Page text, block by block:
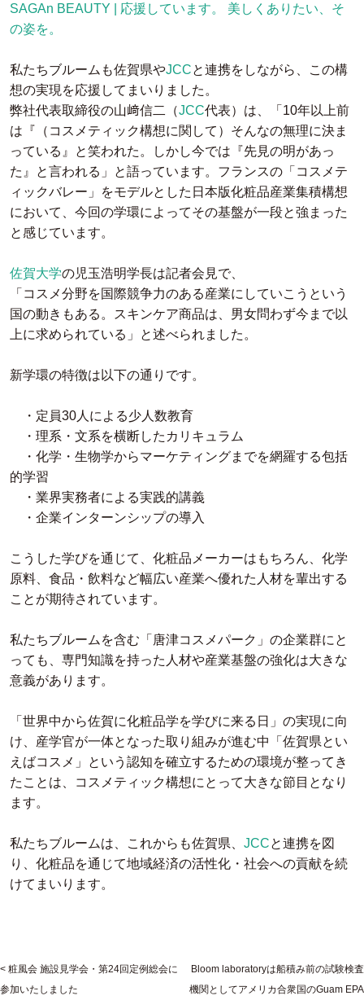
SAGAn BEAUTY | 応援しています。 美しくありたい、そ
の姿を。
私たちブルームも佐賀県やJCCと連携をしながら、この構
想の実現を応援してまいりました。
弊社代表取締役の山﨑信二（JCC代表）は、「10年以上前
は『（コスメティック構想に関して）そんなの無理に決ま
っている』と笑われた。しかし今では『先見の明があっ
た』と言われる」と語っています。フランスの「コスメテ
ィックバレー」をモデルとした日本版化粧品産業集積構想
において、今回の学環によってその基盤が一段と強まった
と感じています。
佐賀大学の児玉浩明学長は記者会見で、
「コスメ分野を国際競争力のある産業にしていこうという
国の動きもある。スキンケア商品は、男女問わず今まで以
上に求められている」と述べられました。
新学環の特徴は以下の通りです。
・定員30人による少人数教育
・理系・文系を横断したカリキュラム
・化学・生物学からマーケティングまでを網羅する包括
的学習
・業界実務者による実践的講義
・企業インターンシップの導入
こうした学びを通じて、化粧品メーカーはもちろん、化学
原料、食品・飲料など幅広い産業へ優れた人材を輩出する
ことが期待されています。
私たちブルームを含む「唐津コスメパーク」の企業群にと
っても、専門知識を持った人材や産業基盤の強化は大きな
意義があります。
「世界中から佐賀に化粧品学を学びに来る日」の実現に向
け、産学官が一体となった取り組みが進む中「佐賀県とい
えばコスメ」という認知を確立するための環境が整ってき
たことは、コスメティック構想にとって大きな節目となり
ます。
私たちブルームは、これからも佐賀県、 JCCと連携を図
り、化粧品を通じて地域経済の活性化・社会への貢献を続
けてまいります。
粧風会 施設見学会・第24回定例総会に
参加いたしました
Bloom laboratoryは船積み前の試験検査
機関としてアメリカ合衆国のGuam EPA